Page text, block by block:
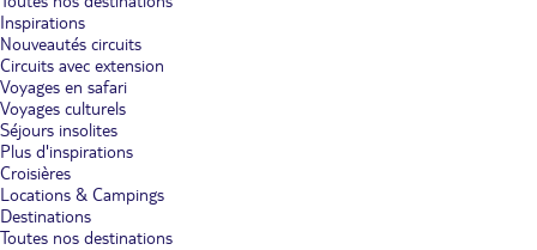
Inspirations
Nouveautés circuits
Circuits avec extension
Voyages en safari
Voyages culturels
Séjours insolites
Plus d'inspirations
Croisières
Locations & Campings
Destinations
Toutes nos destinations